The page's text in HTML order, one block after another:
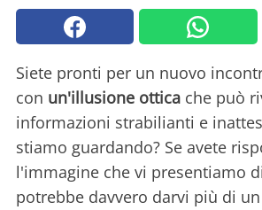
Siete pronti per un nuovo
con un'illusione ottica che può
informazioni strabilianti e
stiamo guardando? Se avete
l'immagine che vi presentiamo
potrebbe davvero darvi più di